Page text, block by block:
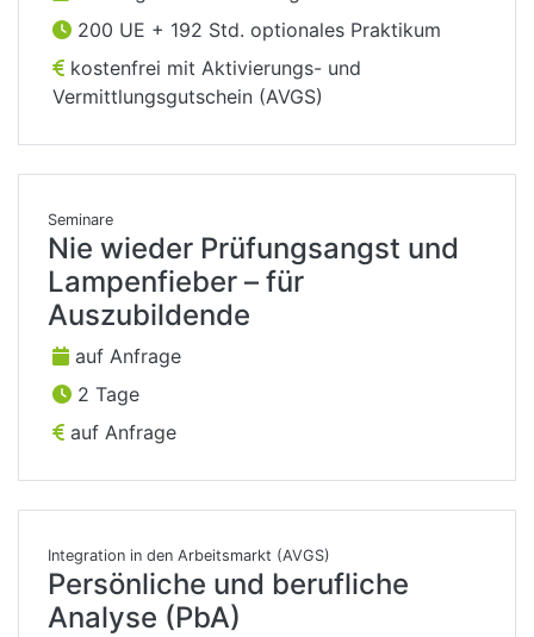
200 UE + 192 Std. optionales Praktikum
kostenfrei mit Aktivierungs- und
Vermittlungsgutschein (AVGS)
Seminare
Nie wieder Prüfungsangst und
Lampenfieber – für
Auszubildende
auf Anfrage
2 Tage
auf Anfrage
Integration in den Arbeitsmarkt (AVGS)
Persönliche und berufliche
Analyse (PbA)